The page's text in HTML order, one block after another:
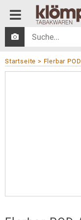
Startseite Flerbar POD